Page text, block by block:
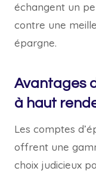
échangent un
contre une
épargne.
Avantages
à haut
Les comptes
offrent une
choix judicieux